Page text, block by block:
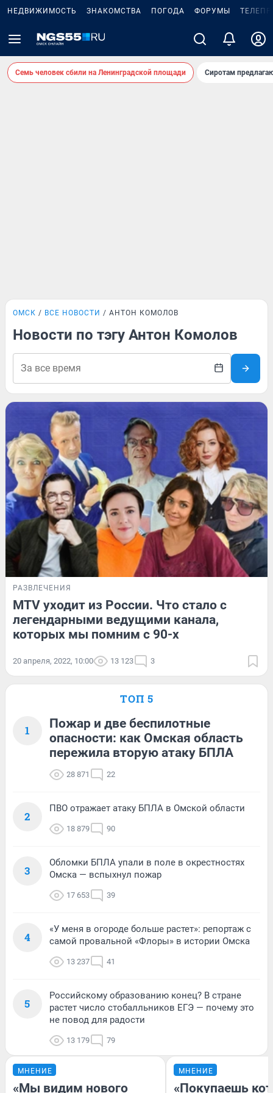
НЕДВИЖИМОСТЬ ЗНАКОМСТВА ПОГОДА ФОРУМЫ
Семь человек сбили на Ленинградской площади Сиротам
ОМСК ВСЕ НОВОСТИ АНТОН КОМОЛОВ
Новости по тэгу Антон Комолов
РАЗВЛЕЧЕНИЯ
MTV уходит из России. Что стало с
легендарными ведущими канала,
которых мы помним с 90-х
20 апреля, 2022, 10:00 13 123 3
ТОП 5
1
Пожар и две беспилотные
опасности: как Омская область
пережила вторую атаку БПЛА
28 871 22
2
ПВО отражает атаку БПЛА в Омской области
18 879 90
3
Обломки БПЛА упали в поле в окрестностях
Омска — вспыхнул пожар
17 653 39
4
«У меня в огороде больше растет»: репортаж с
самой провальной «Флоры» в истории Омска
13 237 41
5
Российскому образованию конец? В стране
растет число стобалльников ЕГЭ — почему это
не повод для радости
13 179 79
МНЕНИЕ
«Мы видим нового
МНЕНИЕ
«Покупаешь